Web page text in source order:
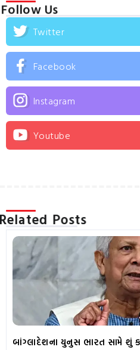
Follow Us
Twitter
Facebook
Instagram
Youtube
Related Posts
બાંગ્લાદેશના યુનુસ ભારત સામે શું